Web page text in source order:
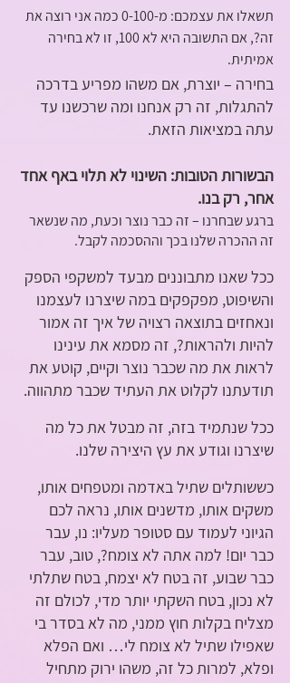
תשאלו את עצמכם: מ-0-100 כמה אני רוצה את
זה?, אם התשובה היא לא 100, זו לא בחירה
אמיתית.
בחירה – יוצרת, אם משהו מפריע בדרכה
להתגלות, זה רק אנחנו ומה שרכשנו עד
עתה במציאות הזאת.
הבשורות הטובות: השינוי לא תלוי באף אחד
אחר, רק בנו.
ברגע שבחרנו – זה כבר נוצר וכעת, מה שנשאר
זה ההכרה שלנו בכך וההסכמה לקבל.
ככל שאנו מתבוננים מבעד למשקפי הספק
והשיפוט, מפקפקים במה שיצרנו לעצמנו
ונאחזים בתוצאה רצויה של איך זה אמור
להיות ולהראות?, זה מסמא את עינינו
לראות את מה שכבר נוצר וקיים, קוטע את
תודעתנו לקלוט את העתיד שכבר מתהווה.
ככל שנתמיד בזה, זה מבטל את כל מה
שיצרנו וגודע את עץ היצירה שלנו.
כששותלים שתיל באדמה ומטפחים אותו,
משקים אותו, מדשנים אותו, נראה לכם
הגיוני לעמוד עם סטופר מעליו: נו, עבר
כבר יום! למה אתה לא צומח?, טוב, עבר
כבר שבוע, זה בטח לא יצמח, בטח שתלתי
לא נכון, בטח השקתי יותר מדי, לכולם זה
מצליח בקלות חוץ ממני, מה לא בסדר בי
שאפילו שתיל לא צומח לי… ואם הפלא
ופלא, למרות כל זה, משהו ירוק מתחיל